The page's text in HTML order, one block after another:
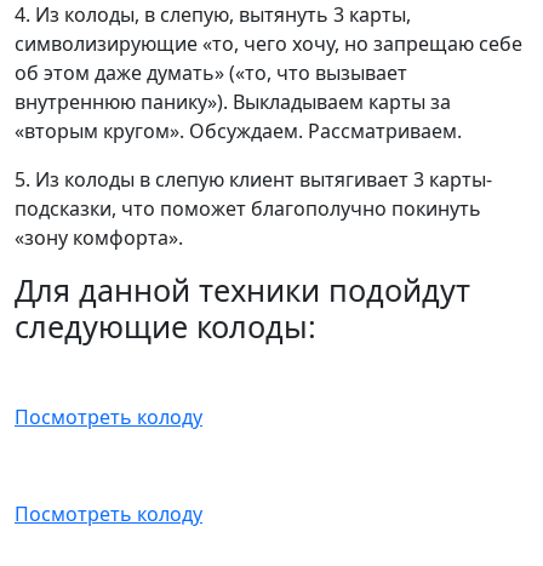
4. Из колоды, в слепую, вытянуть 3 карты,
символизирующие «то, чего хочу, но запрещаю себе
об этом даже думать» («то, что вызывает
внутреннюю панику»). Выкладываем карты за
«вторым кругом». Обсуждаем. Рассматриваем.
5. Из колоды в слепую клиент вытягивает 3 карты-
подсказки, что поможет благополучно покинуть
«зону комфорта».
Для данной техники подойдут
следующие колоды:
Посмотреть колоду
Посмотреть колоду